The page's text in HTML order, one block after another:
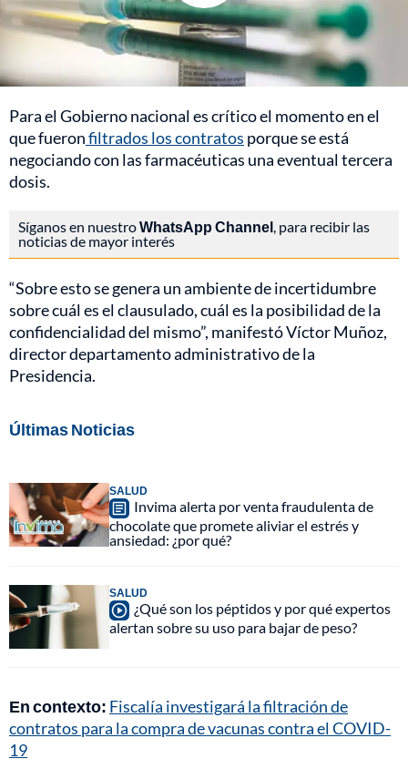
Para el Gobierno nacional es crítico el momento en el
que fueronfiltrados los contratos porque se está
negociando con las farmacéuticas una eventual tercera
dosis.
Síganos en nuestroWhatsApp Channel , para recibir las
noticias de mayor interés
“Sobre esto se genera un ambiente de incertidumbre
sobre cuál es el clausulado, cuál es la posibilidad de la
confidencialidad del mismo”, manifestó Víctor Muñoz,
director departamento administrativo de la
Presidencia.
Últimas Noticias
SALUD
Invima alerta por venta fraudulenta de
chocolate que promete aliviar el estrés y
ansiedad: ¿por qué?
SALUD
¿Qué son los péptidos y por qué expertos
alertan sobre su uso para bajar de peso?
En contexto: Fiscalía investigará la filtración de
contratos para la compra de vacunas contra el COVID-
19